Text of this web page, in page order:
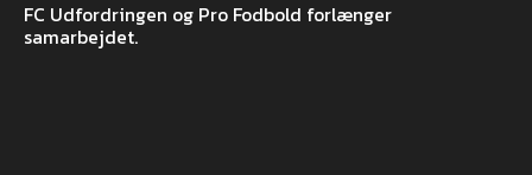
FC Udfordringen og Pro Fodbold forlænger
samarbejdet.